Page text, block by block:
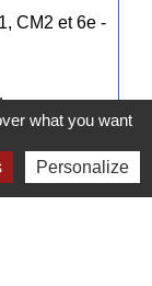
CM2 et 6e -
open_in_new
what you want
Personalize